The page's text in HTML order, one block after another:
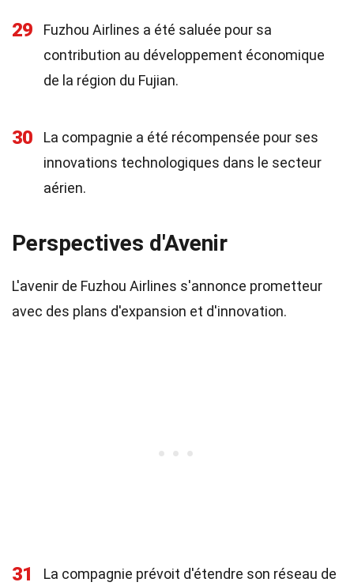
29
Fuzhou Airlines a été saluée pour sa
contribution au développement économique
de la région du Fujian.
30
La compagnie a été récompensée pour ses
innovations technologiques dans le secteur
aérien.
Perspectives d'Avenir
L'avenir de Fuzhou Airlines s'annonce prometteur
avec des plans d'expansion et d'innovation.
31
La compagnie prévoit d'étendre son réseau de